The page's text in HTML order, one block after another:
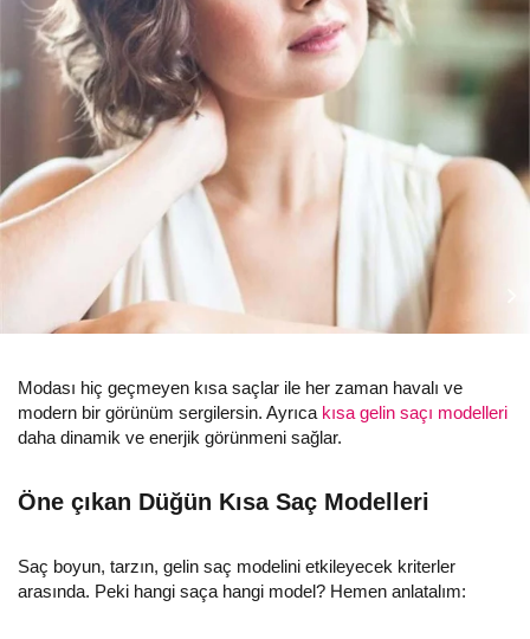
Modası hiç geçmeyen kısa saçlar ile her zaman havalı ve
modern bir görünüm sergilersin. Ayrıca kısa gelin saçı modelleri
daha dinamik ve enerjik görünmeni sağlar.
Öne çıkan Düğün Kısa Saç Modelleri
Saç boyun, tarzın, gelin saç modelini etkileyecek kriterler
arasında. Peki hangi saça hangi model? Hemen anlatalım: